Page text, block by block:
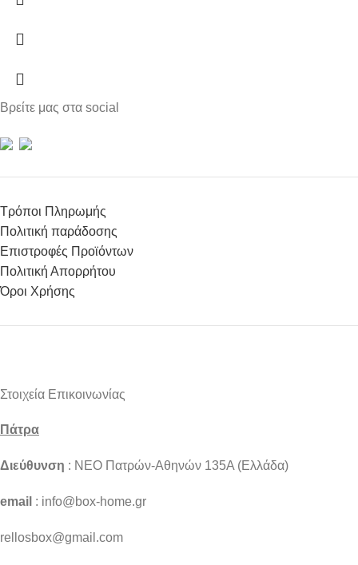
Βρείτε μας στα social
Τρόποι Πληρωμής
Πολιτική παράδοσης
Επιστροφές Προϊόντων
Πολιτική Απορρήτου
Όροι Χρήσης
Στοιχεία Επικοινωνίας
Πάτρα
Διεύθυνση : NEO Πατρών-Αθηνών 135Α (Ελλάδα)
email : info@box-home.gr
rellosbox@gmail.com